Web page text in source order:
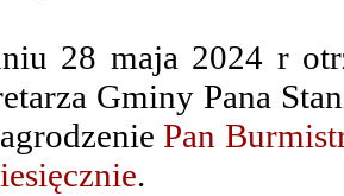
28 maja 2024 r
Gminy Pana
Pan
.